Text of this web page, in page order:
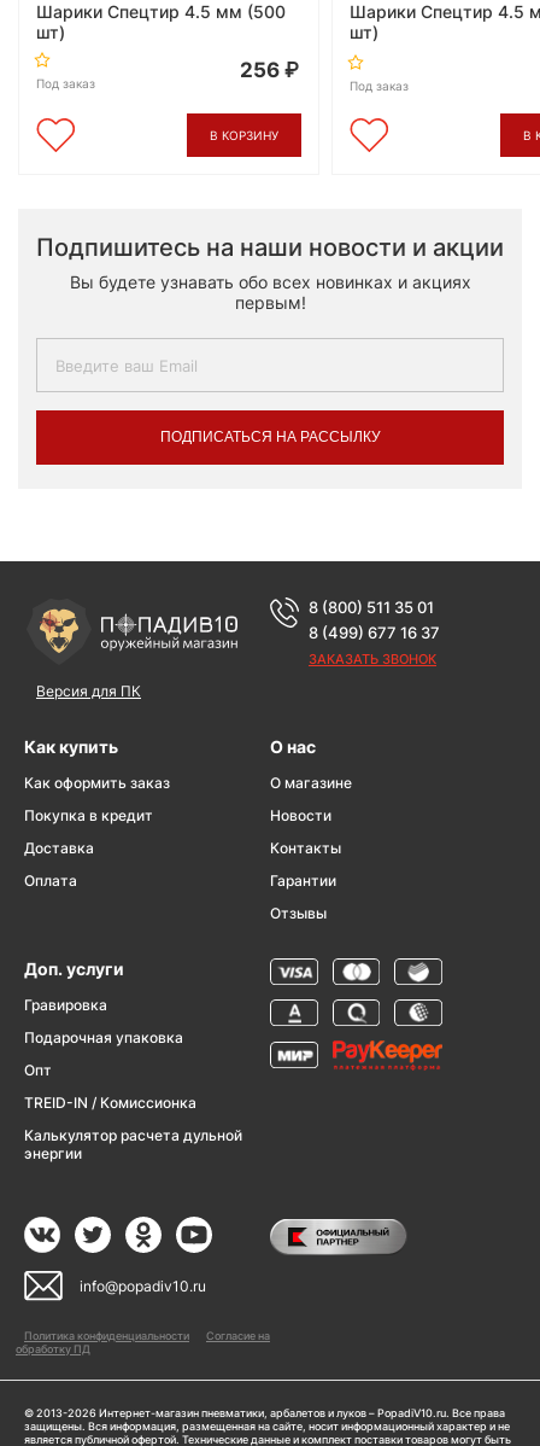
Шарики Спецтир 4.5 мм (500
шт)
Под заказ
256
В КОРЗИНУ
Шарики Спецтир 4.5
шт)
Под заказ
В
Подпишитесь на наши новости и акции
Вы будете узнавать обо всех новинках и акциях
первым!
ПОДПИСАТЬСЯ НА РАССЫЛКУ
Версия для ПК
8 (800) 511 35 01
8 (499) 677 16 37
ЗАКАЗАТЬ ЗВОНОК
Как купить
Как оформить заказ
Покупка в кредит
Доставка
Оплата
О нас
О магазине
Новости
Контакты
Гарантии
Отзывы
Доп. услуги
Гравировка
Подарочная упаковка
Опт
TREID-IN / Комиссионка
Калькулятор расчета дульной
энергии
info@popadiv10.ru
Политика конфиденциальности
Согласие на
обработку ПД
© 2013-2026 Интернет-магазин пневматики, арбалетов и луков – PopadiV10.ru. Все права
защищены. Вся информация, размещенная на сайте, носит информационный характер и не
является публичной офертой. Технические данные и комплект поставки товаров могут быть